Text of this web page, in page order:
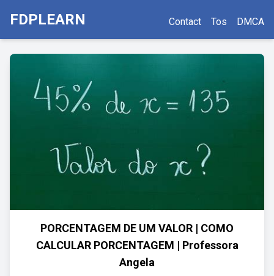
FDPLEARN Contact Tos DMCA
PORCENTAGEM DE UM VALOR | COMO
CALCULAR PORCENTAGEM | Professora
Angela